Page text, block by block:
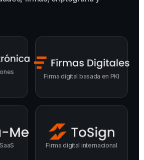
Firma digital basada en PKI
Firma digital internacional